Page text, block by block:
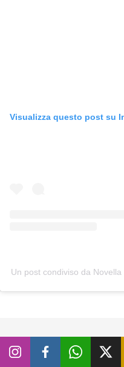
Visualizza questo post su
Un post condiviso da